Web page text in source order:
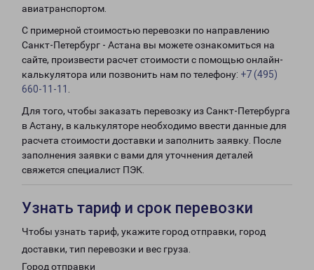
авиатранспортом.
С примерной стоимостью перевозки по направлению
Санкт-Петербург - Астана вы можете ознакомиться на
сайте, произвести расчет стоимости с помощью онлайн-
калькулятора или позвонить нам по телефону: +7 (495)
660-11-11
Для того, чтобы заказать перевозку из Санкт-Петербурга
в Астану, в калькуляторе необходимо ввести данные для
расчета стоимости доставки и заполнить заявку. После
заполнения заявки с вами для уточнения деталей
свяжется специалист ПЭК.
Узнать тариф и срок перевозки
Чтобы узнать тариф, укажите город отправки, город
доставки, тип перевозки и вес груза.
Город отправки